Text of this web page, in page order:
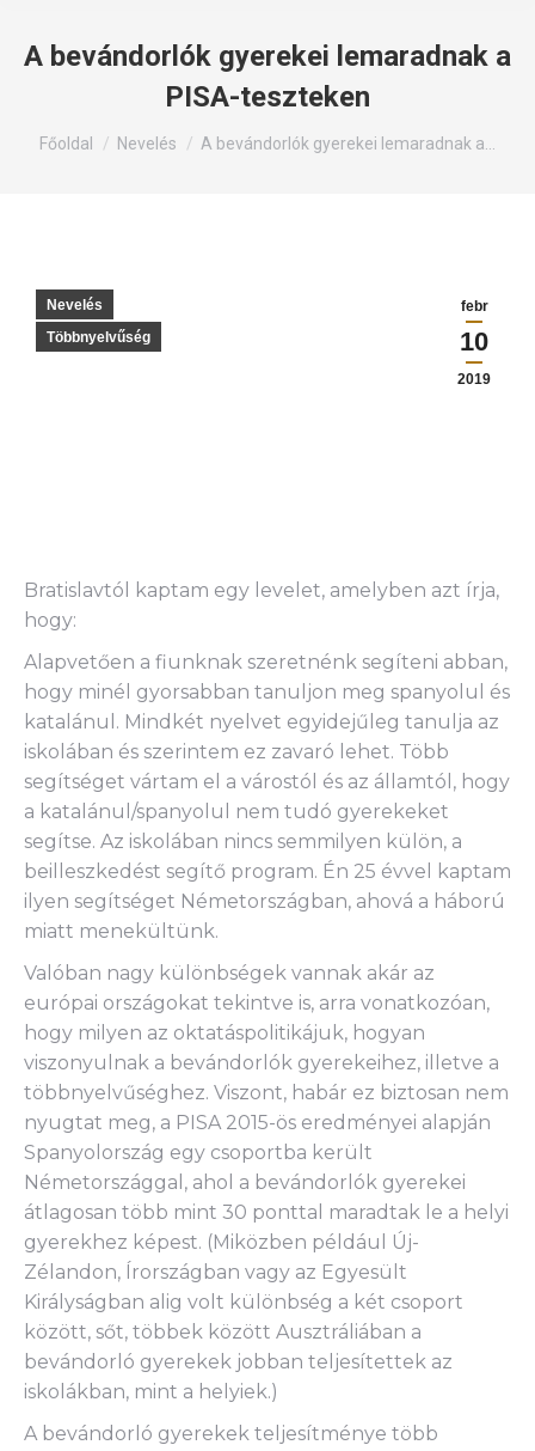
A bevándorlók gyerekei lemaradnak a
PISA-teszteken
Itt állsz:
Főoldal Nevelés A bevándorlók gyerekei lemaradnak a…
febr
10
2019
Nevelés
Többnyelvűség
Bratislavtól kaptam egy levelet, amelyben azt írja,
hogy:
Alapvetően a fiunknak szeretnénk segíteni abban,
hogy minél gyorsabban tanuljon meg spanyolul és
katalánul. Mindkét nyelvet egyidejűleg tanulja az
iskolában és szerintem ez zavaró lehet. Több
segítséget vártam el a várostól és az államtól, hogy
a katalánul/spanyolul nem tudó gyerekeket
segítse. Az iskolában nincs semmilyen külön, a
beilleszkedést segítő program. Én 25 évvel kaptam
ilyen segítséget Németországban, ahová a háború
miatt menekültünk.
Valóban nagy különbségek vannak akár az
európai országokat tekintve is, arra vonatkozóan,
hogy milyen az oktatáspolitikájuk, hogyan
viszonyulnak a bevándorlók gyerekeihez, illetve a
többnyelvűséghez. Viszont, habár ez biztosan nem
nyugtat meg, a PISA 2015-ös eredményei alapján
Spanyolország egy csoportba került
Németországgal, ahol a bevándorlók gyerekei
átlagosan több mint 30 ponttal maradtak le a helyi
gyerekhez képest. (Miközben például Új-
Zélandon, Írországban vagy az Egyesült
Királyságban alig volt különbség a két csoport
között, sőt, többek között Ausztráliában a
bevándorló gyerekek jobban teljesítettek az
iskolákban, mint a helyiek.)
A bevándorló gyerekek teljesítménye több